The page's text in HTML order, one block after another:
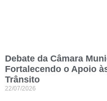
Debate da Câmara
Fortalecendo o Apoio
Trânsito
22/07/2026